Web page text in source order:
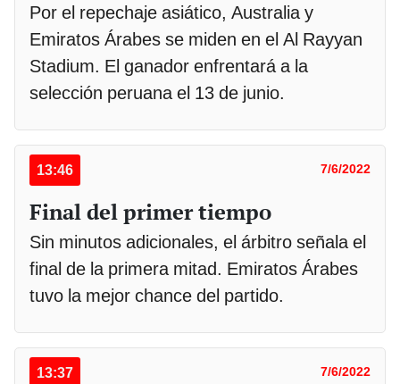
Por el repechaje asiático, Australia y
Emiratos Árabes se miden en el Al Rayyan
Stadium. El ganador enfrentará a la
selección peruana el 13 de junio.
13:46 7/6/2022
Final del primer tiempo
Sin minutos adicionales, el árbitro señala el
final de la primera mitad. Emiratos Árabes
tuvo la mejor chance del partido.
13:37 7/6/2022